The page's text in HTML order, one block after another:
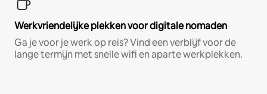
Werkvriendelijke plekken voor digitale nomaden
Ga je voor je werk op reis? Vind een verblijf voor de
lange termijn met snelle wifi en aparte werkplekken.